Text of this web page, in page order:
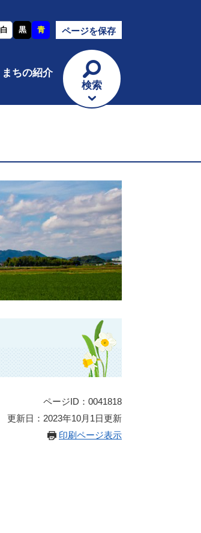
白 黒 青 ページを保存
まちの紹介
検索
ページID：0041818
更新日：2023年10月1日更新
印刷ページ表示